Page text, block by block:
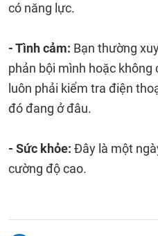
có năng lực.
- Tình cảm: Bạn thường
phản bội mình hoặc không
luôn phải kiểm tra điện
đó đang ở đâu.
- Sức khỏe: Đây là một
cường độ cao.